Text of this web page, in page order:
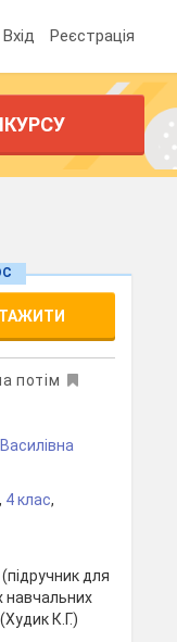
Вхід Реєстрація
потім
, 4 клас,
для
навчальних
К.Г.)